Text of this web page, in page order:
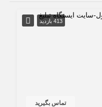
413 بازدید
تماس بگیرید